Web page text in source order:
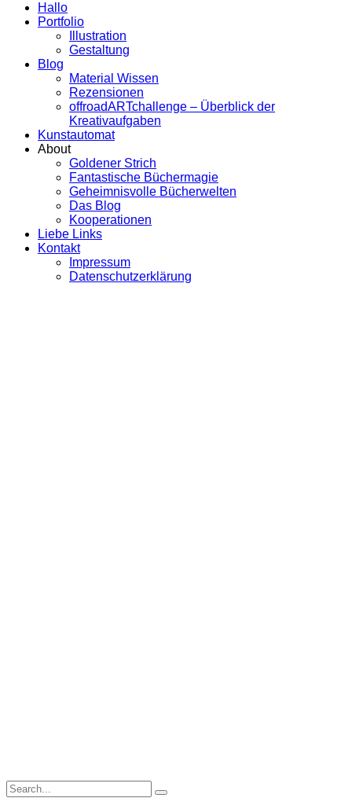
Hallo
Portfolio
Illustration
Gestaltung
Blog
Material Wissen
Rezensionen
offroadARTchallenge – Überblick der
Kreativaufgaben
Kunstautomat
About
Goldener Strich
Fantastische Büchermagie
Geheimnisvolle Bücherwelten
Das Blog
Kooperationen
Liebe Links
Kontakt
Impressum
Datenschutzerklärung